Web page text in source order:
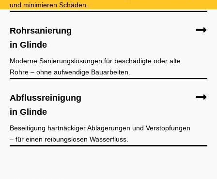
und minimieren Schäden.
Rohrsanierung
in Glinde
Moderne Sanierungslösungen für beschädigte oder alte
Rohre – ohne aufwendige Bauarbeiten.
Abflussreinigung
in Glinde
Beseitigung hartnäckiger Ablagerungen und Verstopfungen
– für einen reibungslosen Wasserfluss.